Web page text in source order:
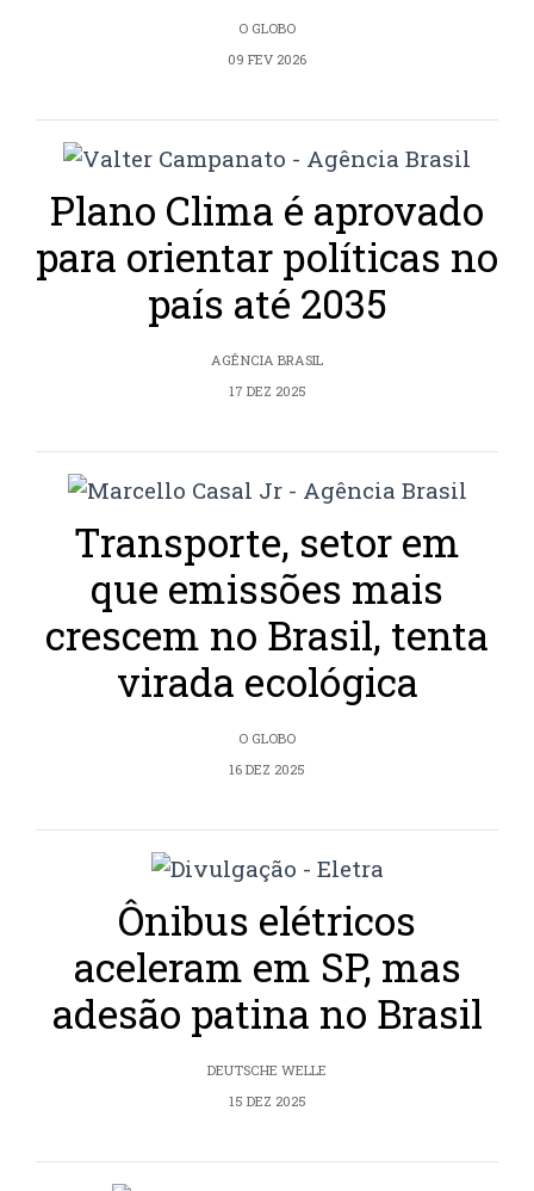
O GLOBO
09 FEV 2026
Plano Clima é aprovado
para orientar políticas no
país até 2035
AGÊNCIA BRASIL
17 DEZ 2025
Transporte, setor em
que emissões mais
crescem no Brasil, tenta
virada ecológica
O GLOBO
16 DEZ 2025
Ônibus elétricos
aceleram em SP, mas
adesão patina no Brasil
DEUTSCHE WELLE
15 DEZ 2025